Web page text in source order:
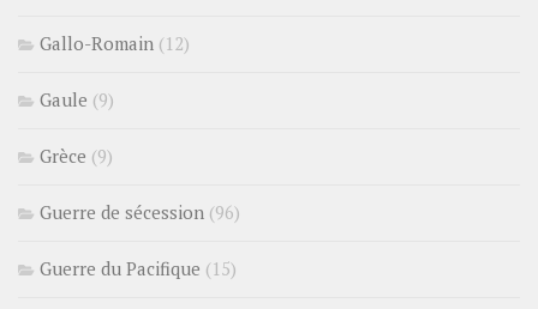
Gallo-Romain (12)
Gaule (9)
Grèce (9)
Guerre de sécession (96)
Guerre du Pacifique (15)